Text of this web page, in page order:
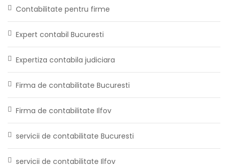
Contabilitate pentru firme
Expert contabil Bucuresti
Expertiza contabila judiciara
Firma de contabilitate Bucuresti
Firma de contabilitate Ilfov
servicii de contabilitate Bucuresti
servicii de contabilitate Ilfov